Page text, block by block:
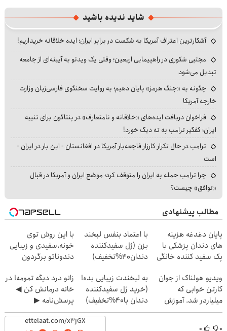
شاید ندیده باشید
آشکارترین اعتراف آمریکا به شکست در برابر ایران؛ ایده خلاقانه خریداریم!
مجتبی شکوری در راهپیمایی اربعین؛ وقتی یک ویدئو به آیینه‌ای از جامعه
تبدیل می‌شود
چگونه به «جنگ هرمز» پایان دهیم؛ به روایت سخنگوی فارسی‌زبان وزارت
خارجه آمریکا
فراخوان دریافت ایده‌های «خلاقانه و نامتعارف» در پنتاگون برای تنبیه
ایران؛ کفگیر ترامپ به ته دیگ خورد!
ترامپ در حال تکرار کارزار فاجعه‌بار آمریکا در افغانستان - این بار در ایران -
است
چرا ترامپ حمله به ایران را متوقف کرد؛ موضع ایران و آمریکا در قبال
«توافق» چیست؟
مطالب پیشنهادی
پایان دغدغه هزینه
های دندان پزشکی با
پک سفید کننده خانگی
با اعتماد بنفس لبخند
بزن (ژل سفیدکننده
دندان40%تخفیف)
با این روش توی
خونه،سفیدی و زیبایی
دندوناتو برگردون
ویدیو هولناک از جوان
کارتن خوابی که
میلیاردر شد. آموزش
رایگان
به لبخندت زیبایی بده!
(خرید ژل سفیدکننده
دندان با40%تخفیف)
زانو درد دیگه تمومه! در
خانه درمانش کن ◀
پرسش‌نامه ▶
۰ ۰